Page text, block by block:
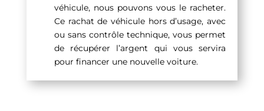
véhicule, nous pouvons vous le racheter.
Ce rachat de véhicule hors d’usage, avec
ou sans contrôle technique, vous permet
de récupérer l’argent qui vous servira
pour financer une nouvelle voiture.